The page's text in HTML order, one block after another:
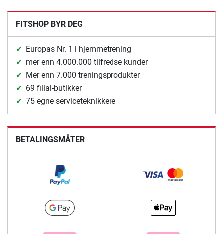
FITSHOP BYR DEG
Europas Nr. 1 i hjemmetrening
mer enn 4.000.000 tilfredse kunder
Mer enn 7.000 treningsprodukter
69 filial-butikker
75 egne serviceteknikkere
BETALINGSMÅTER